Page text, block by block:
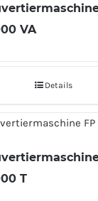
VA
Details
T